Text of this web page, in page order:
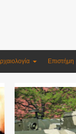
Επιστήμη